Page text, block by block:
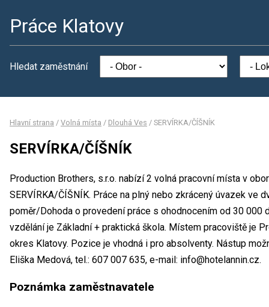
Práce Klatovy
Hledat zaměstnání
Hlavní strana / Volná místa / Dlouhá Ves / SERVÍRKA/ČÍŠNÍK
SERVÍRKA/ČÍŠNÍK
Production Brothers, s.r.o. nabízí 2 volná pracovní místa v
SERVÍRKA/ČÍŠNÍK. Práce na plný nebo zkrácený úvazek ve
poměr/Dohoda o provedení práce s ohodnocením od 30 000
vzdělání je Základní + praktická škola. Místem pracoviště je
okres Klatovy. Pozice je vhodná i pro absolventy. Nástup
Eliška Medová, tel.: 607 007 635, e-mail: info@hotelannin.cz.
Poznámka zaměstnavatele